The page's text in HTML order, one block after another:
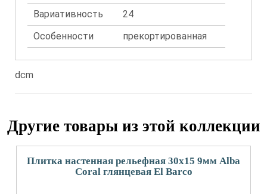
Вариативность
24
Особенности
прекортированная
dcm
Другие товары из этой коллекции
Плитка настенная рельефная 30x15 9мм Alba
Coral глянцевая El Barco